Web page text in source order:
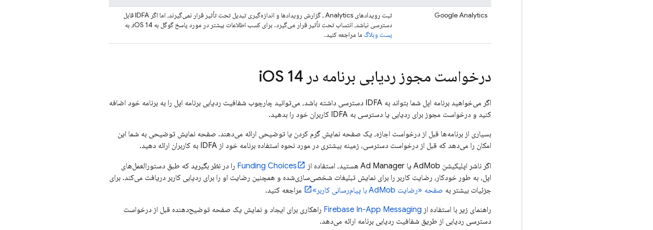
Google Analytics ثبت رویدادهای Analytics
، گزارش رویدادها و اندازه‌گیری تبدیل تحت تأثیر قرار نمی‌گیرند، اما اگر IDFA قابل
دسترسی نباشد، انتساب تحت تأثیر قرار می‌گیرد. برای کسب اطلاعات بیشتر در مورد پاسخ گوگل به iOS 14، به
پست وبلاگ ما مراجعه کنید.
درخواست مجوز ردیابی برنامه در i OS 14
اگر می‌خواهید برنامه اپل شما بتواند به IDFA دسترسی داشته باشد، می‌توانید چارچوب شفافیت ردیابی برنامه اپل را به برنامه خود اضافه
کنید و درخواست مجوز برای ردیابی یا دسترسی به IDFA کاربران خود را بدهید.
بسیاری از برنامه‌ها قبل از درخواست اجازه، یک صفحه نمایش گرم کردن یا توضیحی ارائه می‌دهند. صفحه نمایش توضیحی به شما این
امکان را می‌دهد که قبل از درخواست دسترسی، زمینه بیشتری در مورد نحوه استفاده برنامه خود از IDFA به کاربران ارائه دهید.
اگر ناشر اپلیکیشن AdMob یا Ad Manager هستید، استفاده از Funding Choices را در نظر بگیرید که طبق دستورالعمل‌های
اپل، به طور خودکار، رضایت کاربر را برای نمایش تبلیغات شخصی‌سازی‌شده و همچنین رضایت او را برای ردیابی کاربر دریافت می‌کند. برای
جزئیات بیشتر به صفحه «رضایت AdMob با پیام‌رسانی کاربر»
مراجعه کنید.
راهنمای زیر با استفاده از Firebase In-App Messaging راهکاری برای ایجاد و نمایش یک صفحه توضیح‌دهنده قبل از درخواست
دسترسی ردیابی از طریق شفافیت ردیابی برنامه ارائه می‌دهد.